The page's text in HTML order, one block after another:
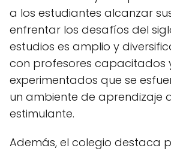
a los estudiantes alcanzar
enfrentar los desafíos del
estudios es amplio y
con profesores capacitados
experimentados que se
un ambiente de aprendizaje
estimulante.
Además, el colegio destaca